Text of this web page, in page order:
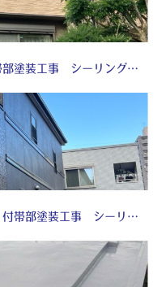
名古屋昭和区 外壁塗装工事 付帯部塗装工事 シーリング工事 ♤
【名古屋市千種区】外壁塗装工事 付帯部塗装工事 シーリング工事 ♤